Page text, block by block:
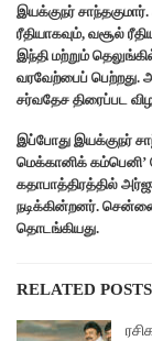
இயக்குநர்
ரீதியாகவும், வசூல்
இந்தி மற்றும்
வரவேற்பைப் பெற்றது.
சர்வதேச திரைப்பட
இப்போது இயக்குநர்
மெக்கானிக்
கதாபாத்திரத்தில்
நடிக்கின்றனர்.
தொடங்கியது.
RELATED POSTS